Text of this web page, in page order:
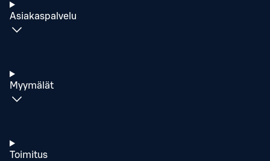
Asiakaspalvelu
Myymälät
Toimitus